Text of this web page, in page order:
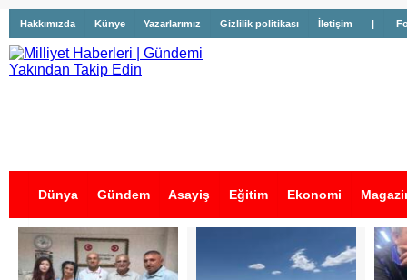
Hakkımızda Künye Yazarlarımız Gizlilik politikası İletişim |
Dünya Gündem Asayiş Eğitim Ekonomi
İş İlanları